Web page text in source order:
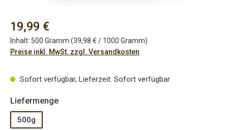
Regulärer Preis:
19,99 €
Inhalt: 500 Gramm (39,98 € / 1000 Gramm)
Preise inkl. MwSt. zzgl. Versandkosten
Sofort verfügbar, Lieferzeit: Sofort verfügbar
Liefermengeauswählen
500g